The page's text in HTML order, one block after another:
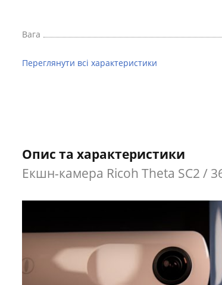
Вага
Переглянути всі характеристики
Опис та характеристики
Екшн-камера Ricoh Theta SC2 /